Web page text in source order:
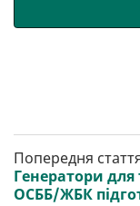
Попередня
Генератори для
ОСББ/ЖБК